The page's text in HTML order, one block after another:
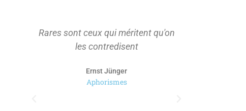
Rares sont ceux qui méritent qu'on
les contredisent
Ernst Jünger
Aphorismes